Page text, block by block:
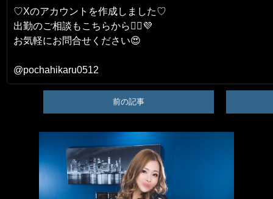
♡Xのアカウントを作成しました♡
出勤のご相談もこちらから💁‍♀️💜
お気軽にお問合せください😍
@pochahikaru0512
前の記事